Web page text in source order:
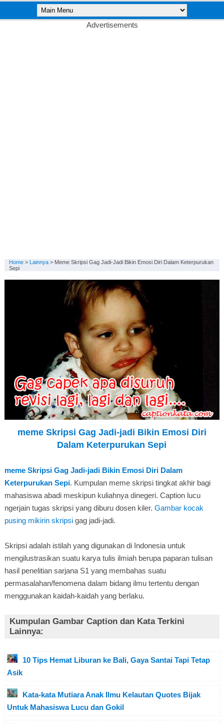
Advertisements
Home> Lainnya> Meme Skripsi Gag Jadi-Jadi Bikin Emosi Diri Dalam Keterpurukan
Sepi
meme Skripsi Gag Jadi-jadi Bikin Emosi Diri
Dalam Keterpurukan Sepi
meme Skripsi Gag Jadi-jadi Bikin Emosi Diri Dalam
Keterpurukan Sepi. Kumpulan meme skripsi tingkat akhir bagi
mahasiswa abadi meskipun kuliahnya dinegeri. Caption lucu
ngerjain tugas skripsi yang diburu dosen kiler. Gambar kocak
pusing mikirin skripsigag jadi-jadi.
Skripsi adalah istilah yang digunakan di Indonesia untuk
mengilustrasikan suatu karya tulis ilmiah berupa paparan tulisan
hasil penelitian sarjana S1 yang membahas suatu
permasalahan/fenomena dalam bidang ilmu tertentu dengan
menggunakan kaidah-kaidah yang berlaku.
Kumpulan Gambar Caption dan Kata Terkini
Lainnya:
10 Tips Hemat Liburan ke Bali, Gaya Santai Tapi Tetap
Asik
Kata-kata Mutiara Anak Ilmu Kelautan Quotes Bijak
Untuk Mahasiswa Lucu dan Gokil